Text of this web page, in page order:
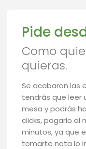
Pide
Como
quieras.
Se acabaron las
tendrás que leer
mesa y podrás
clicks, pagarlo al
minutos, ya que
tomarte nota lo